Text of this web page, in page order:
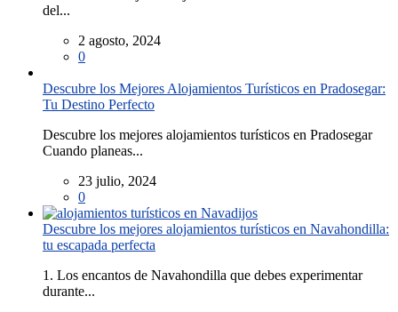
del...
2 agosto, 2024
0
Descubre los Mejores Alojamientos Turísticos en Pradosegar:
Tu Destino Perfecto
Descubre los mejores alojamientos turísticos en Pradosegar
Cuando planeas...
23 julio, 2024
0
Descubre los mejores alojamientos turísticos en Navahondilla:
tu escapada perfecta
1. Los encantos de Navahondilla que debes experimentar
durante...